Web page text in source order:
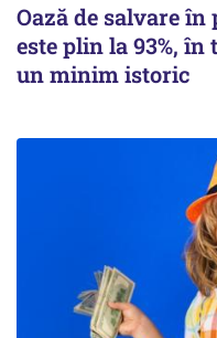
Oază de salvare
este plin la 93%,
un minim istoric